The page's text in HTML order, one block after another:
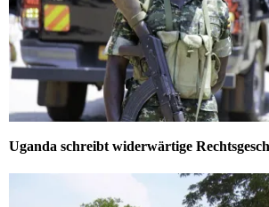
Uganda schreibt widerwärtige